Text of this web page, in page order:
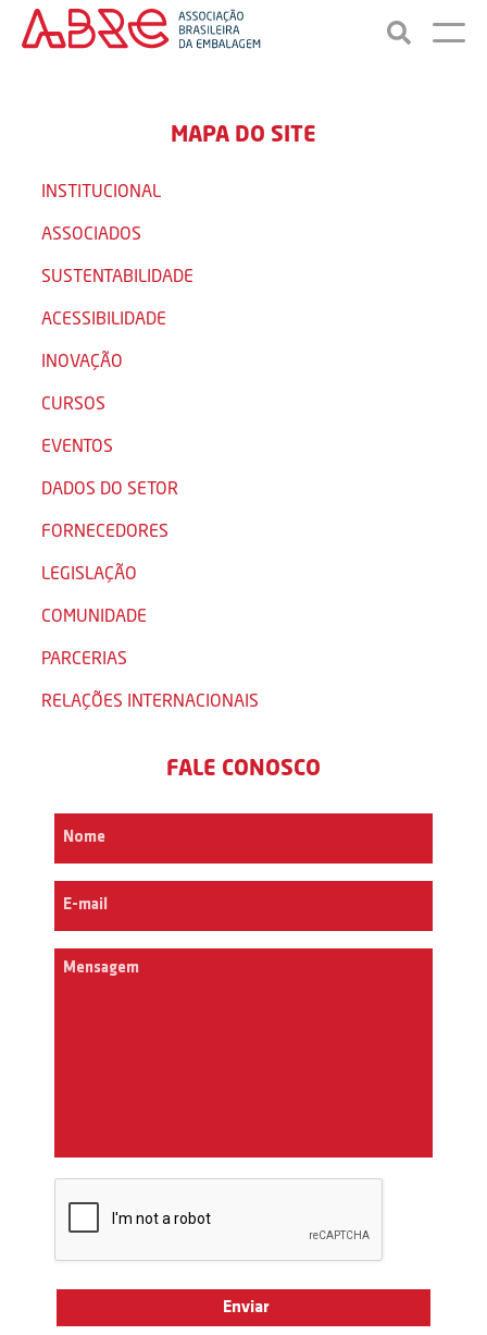
MAPA DO SITE
INSTITUCIONAL
ASSOCIADOS
SUSTENTABILIDADE
ACESSIBILIDADE
INOVAÇÃO
CURSOS
EVENTOS
DADOS DO SETOR
FORNECEDORES
LEGISLAÇÃO
COMUNIDADE
PARCERIAS
RELAÇÕES INTERNACIONAIS
FALE CONOSCO